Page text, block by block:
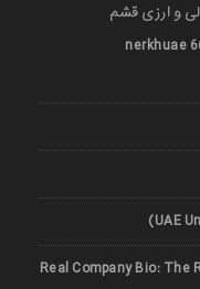
و ارزی قشم
501036018 | 971***77739 | 971***66669 nerkhuae
Real Company Bio: The